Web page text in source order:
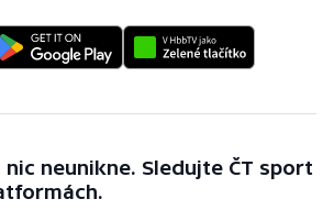
neunikne. Sledujte ČT sport